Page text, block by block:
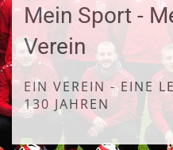
Mein Sport -
Verein
EIN VEREIN - EINE
130 JAHREN